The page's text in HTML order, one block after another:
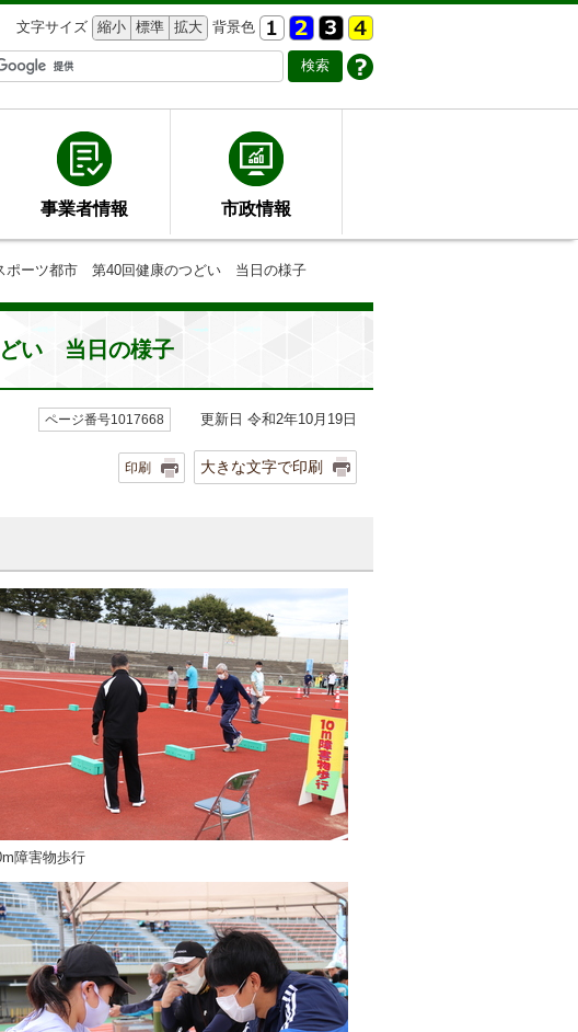
文字サイズ 縮小 標準 拡大 背景色
事業者情報 市政情報
ポーツ都市 第40回健康のつどい 当日の様子
い 当日の様子
ページ番号1017668 更新日 令和2年10月19日
印刷 大きな文字で印刷
障害物歩行